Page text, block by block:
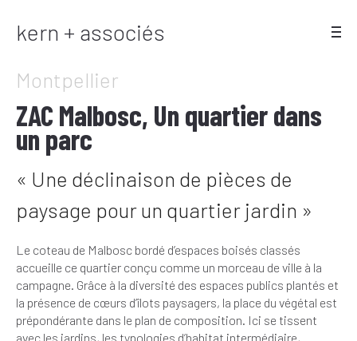
kern + associés
Montpellier
ZAC Malbosc, Un quartier dans
un parc
« Une déclinaison de pièces de
paysage pour un quartier jardin »
Le coteau de Malbosc bordé d’espaces boisés classés
accueille ce quartier conçu comme un morceau de ville à la
campagne. Grâce à la diversité des espaces publics plantés et
la présence de cœurs d’îlots paysagers, la place du végétal est
prépondérante dans le plan de composition. Ici se tissent
avec les jardins, les typologies d’habitat intermédiaire,